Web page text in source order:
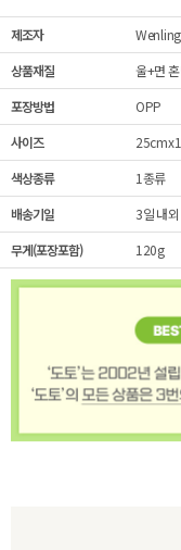
제조자
상품재질
울+면
포장방법
OPP
사이즈
색상종류
1종류
배송기일
3일 내외
무게(포장포함)
120g